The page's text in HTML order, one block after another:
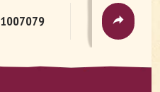
FR
1007079